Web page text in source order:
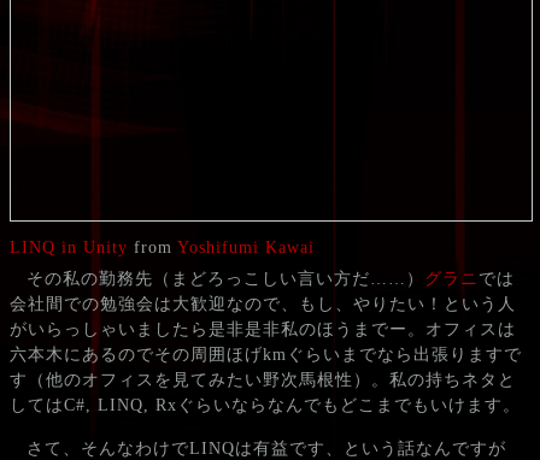
LINQ in Unity from Yoshifumi Kawai
その私の勤務先（まどろっこしい言い方だ……） グラニ では
会社間での勉強会は大歓迎なので、もし、やりたい！という人
がいらっしゃいましたら是非是非私のほうまでー。オフィスは
六本木にあるのでその周囲ほげkmぐらいまでなら出張りますで
す（他のオフィスを見てみたい野次馬根性）。私の持ちネタと
してはC#, LINQ, Rxぐらいならなんでもどこまでもいけます。
さて、そんなわけでLINQは有益です、という話なんですが